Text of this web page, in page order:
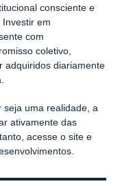
consciente e
em
com
coletivo,
adquiridos diariamente
seja uma realidade, a
ativamente das
acesse o site e